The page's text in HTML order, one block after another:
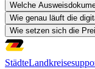
Welche
Wie genau läuft die
Wie setzen sich die
StädteLandkreise